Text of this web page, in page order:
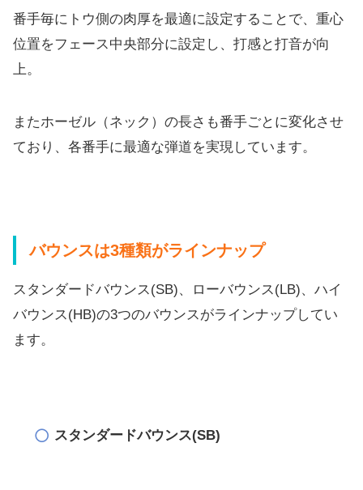
番手毎にトウ側の肉厚を最適に設定することで、 重心
位置をフェース中央部分に設定し、打感と打音が向
上。
またホーゼル（ネック）の長さも番手ごとに変化させ
ており、 各番手に最適な弾道を実現しています。
バウンスは3種類がラインナップ
スタンダードバウンス(SB)、ローバウンス(LB)、 ハイ
バウンス(HB)の3つのバウンスがラインナップしてい
ます。
スタンダードバウンス(SB)